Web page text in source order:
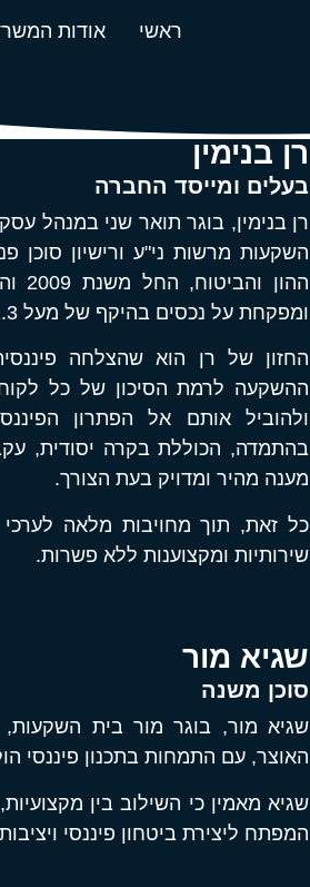
ראשי אודות
רן בנימין
בעלים ומייסד החברה
רן בנימין, בוגר תואר שני במנהל
השקעות מרשות ני"ע ורישיון סוכן
ומפקחת על נכסים בהיקף של מעל 1.3 מיליארד שח עבור 1300 לקוחות פרטיים.
החזון של רן הוא שהצלחה
ההשקעה לרמת הסיכון של כל
ולהוביל אותם אל הפתרון
בהתמדה, הכוללת בקרה יסודית,
מענה מהיר ומדויק בעת הצורך.
כל זאת, תוך מחויבות מלאה
שירותיות ומקצוענות ללא פשרות.
שגיא מור
סוכן משנה
שגיא מור, בוגר מור בית השקעות,
האוצר, עם התמחות בתכנון פיננסי
שגיא מאמין כי השילוב בין
המפתח ליצירת ביטחון פיננסי